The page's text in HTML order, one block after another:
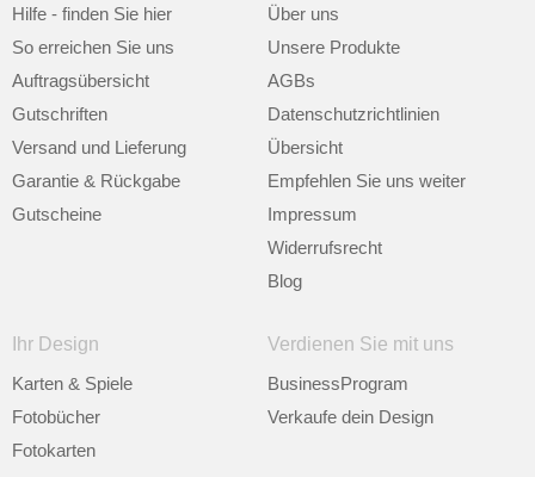
Hilfe - finden Sie hier
So erreichen Sie uns
Auftragsübersicht
Gutschriften
Versand und Lieferung
Garantie & Rückgabe
Gutscheine
Über uns
Unsere Produkte
AGBs
Datenschutzrichtlinien
Übersicht
Empfehlen Sie uns weiter
Impressum
Widerrufsrecht
Blog
Ihr Design
Karten & Spiele
Fotobücher
Fotokarten
Verdienen Sie mit uns
BusinessProgram
Verkaufe dein Design